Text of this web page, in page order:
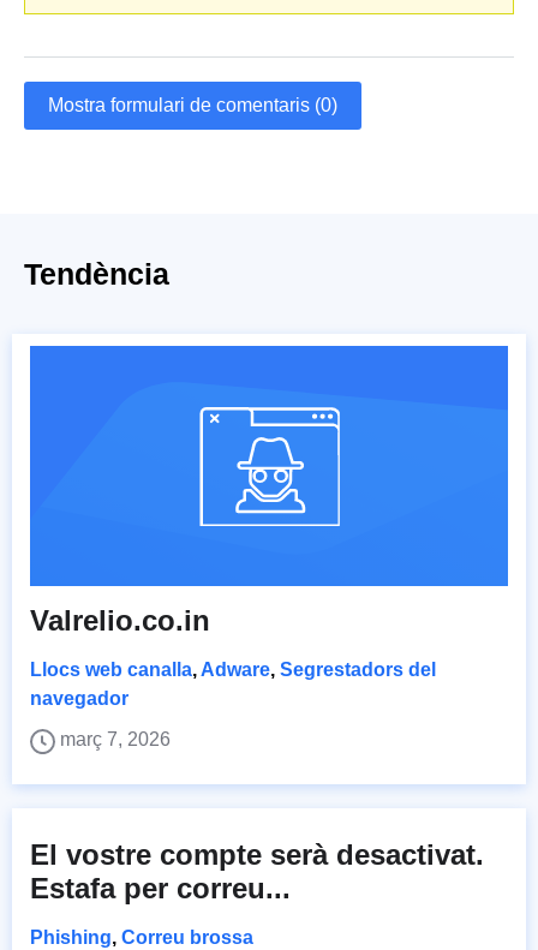
Mostra formulari de comentaris (0)
Tendència
Valrelio.co.in
Llocs web canalla, Adware, Segrestadors del
navegador
març 7, 2026
El vostre compte serà desactivat.
Estafa per correu...
Phishing, Correu brossa